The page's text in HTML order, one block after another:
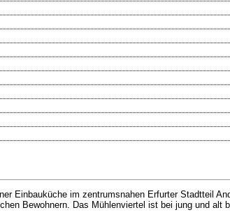
Einbauküche im zentrumsnahen Erfurter Stadtteil
Bewohnern. Das Mühlenviertel ist bei jung und alt